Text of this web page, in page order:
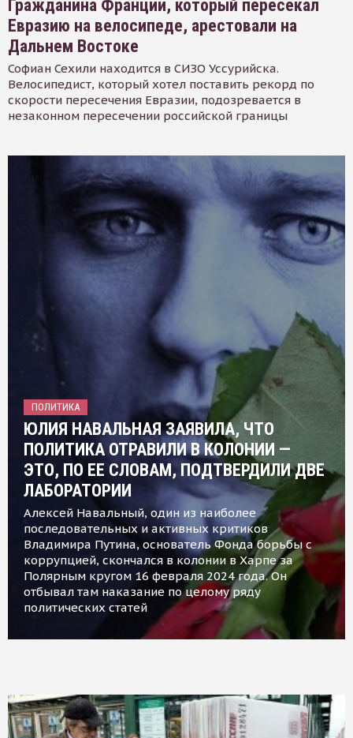
Гражданина Франции, который пересекал
Евразию на велосипеде, арестовали на
Дальнем Востоке
Софиан Сехили находится в СИЗО Уссурийска.
Велосипедист, который хотел поставить рекорд по
скорости пересечения Евразии, подозревается в
незаконном пересечении российской границы
ПОЛИТИКА
ЮЛИЯ НАВАЛЬНАЯ ЗАЯВИЛА, ЧТО
ПОЛИТИКА ОТРАВИЛИ В КОЛОНИИ —
ЭТО, ПО ЕЕ СЛОВАМ, ПОДТВЕРДИЛИ ДВЕ
ЛАБОРАТОРИИ
Алексей Навальный, один из наиболее
последовательных и активных критиков
Владимира Путина, основатель Фонда борьбы с
коррупцией, скончался в колонии в Харпе за
Полярным кругом 16 февраля 2024 года. Он
отбывал там наказание по целому ряду
политических статей